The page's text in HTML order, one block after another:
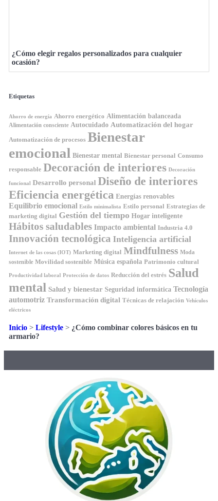
¿Cómo elegir regalos personalizados para cualquier
ocasión?
Etiquetas
Ahorro de energía Ahorro energético Alimentación balanceada
Alimentación consciente Autocuidado Automatización del hogar
Automatización de procesos Bienestar
emocional Bienestar mental Bienestar personal Consumo
responsable Decoración de interiores Decoración
funcional Desarrollo personal Diseño de interiores
Eficiencia energética Energías renovables
Equilibrio emocional Estilo minimalista Estilo personal Estrategias de
marketing digital Gestión del tiempo Hogar inteligente
Hábitos saludables Impacto ambiental Industria 4.0
Innovación tecnológica Inteligencia artificial
Internet de las cosas (IOT) Marketing digital Mindfulness Moda
sostenible Movilidad sostenible Música española Patrimonio cultural
Productividad laboral Protección de datos Reducción del estrés Salud
mental Salud y bienestar Seguridad informática Tecnología
automotriz Transformación digital Técnicas de relajación Vehículos
eléctricos
Inicio > Lifestyle > ¿Cómo combinar colores básicos en tu
armario?